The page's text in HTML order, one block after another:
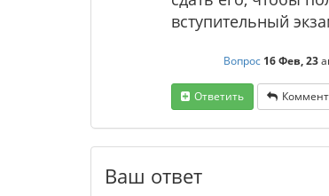
вступительный
Вопрос 16 Фев, 23
Ответить
Ваш ответ